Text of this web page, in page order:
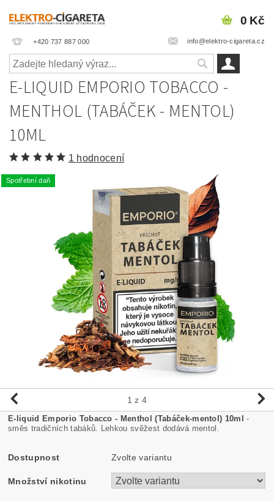
+420 737 887 000 info@elektro-cigareta.cz
0 Kč
E-LIQUID EMPORIO TOBACCO -
MENTHOL (TABÁČEK - MENTOL)
10ML
1 hodnocení
Spotřební daň
1 z 4
E-liquid Emporio Tobacco - Menthol (Tabáček-mentol) 10ml -
směs tradičních tabáků. Lehkou svěžest dodává mentol.
Dostupnost Zvolte variantu
Množství nikotinu